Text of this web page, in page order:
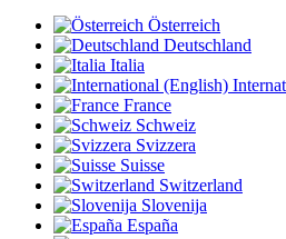
Österreich
Deutschland
Italia
France
Schweiz
Svizzera
Suisse
Switzerland
Slovenija
España